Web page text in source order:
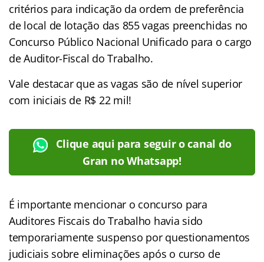
critérios para indicação da ordem de preferência
de local de lotação das 855 vagas preenchidas no
Concurso Público Nacional Unificado para o cargo
de Auditor-Fiscal do Trabalho.
Vale destacar que as vagas são de nível superior
com iniciais de R$ 22 mil!
Clique aqui para seguir o canal do
Gran no Whatsapp!
É importante mencionar o concurso para
Auditores Fiscais do Trabalho havia sido
temporariamente suspenso por questionamentos
judiciais sobre eliminações após o curso de